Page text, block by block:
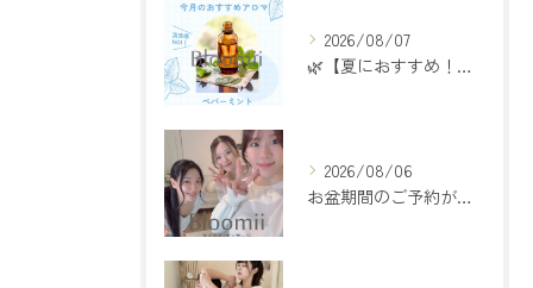
2026/08/07
🌿【夏におすすめ！ペパーミントアロマ】🌿
2026/08/06
お盆期間のご予約が埋まってきております🌻